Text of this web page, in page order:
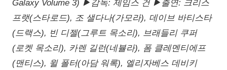
Galaxy Volume 3) ▶감독: 제임스 건 ▶출연: 크리스
프랫(스타로드), 조 샐다나(가모라), 데이브 바티스타
(드랙스), 빈 디젤(그루트 목소리), 브래들리 쿠퍼
(로켓 목소리), 카렌 길런(네뷸라), 폼 클레멘티에프
(맨티스), 윌 폴터(아담 워록), 엘리자베스 데비키